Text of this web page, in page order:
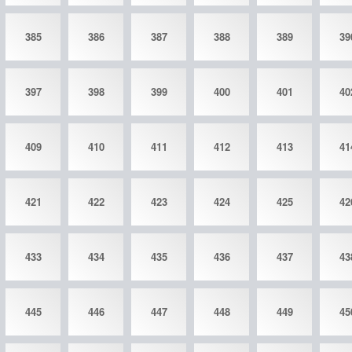
385 386 387 388 389
397 398 399 400 401
409 410 411 412 413
421 422 423 424 425
433 434 435 436 437
445 446 447 448 449